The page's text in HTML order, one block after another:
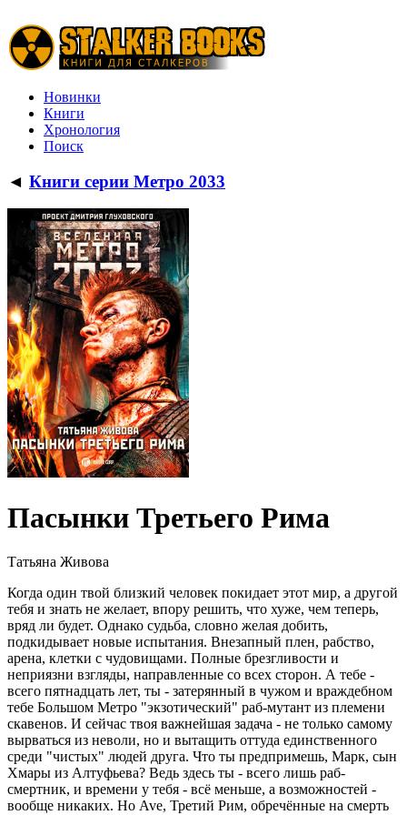
Новинки
Книги
Хронология
Поиск
◄ Книги серии Метро 2033
Пасынки Третьего Рима
Татьяна Живова
Когда один твой близкий человек покидает этот мир, а другой
тебя и знать не желает, впору решить, что хуже, чем теперь,
вряд ли будет. Однако судьба, словно желая добить,
подкидывает новые испытания. Внезапный плен, рабство,
арена, клетки с чудовищами. Полные брезгливости и
неприязни взгляды, направленные со всех сторон. А тебе -
всего пятнадцать лет, ты - затерянный в чужом и враждебном
тебе Большом Метро "экзотический" раб-мутант из племени
скавенов. И сейчас твоя важнейшая задача - не только самому
вырваться из неволи, но и вытащить оттуда единственного
среди "чистых" людей друга. Что ты предпримешь, Марк, сын
Хмары из Алтуфьева? Ведь здесь ты - всего лишь раб-
смертник, и времени у тебя - всё меньше, а возможностей -
вообще никаких. Но Ave, Третий Рим, обречённые на смерть